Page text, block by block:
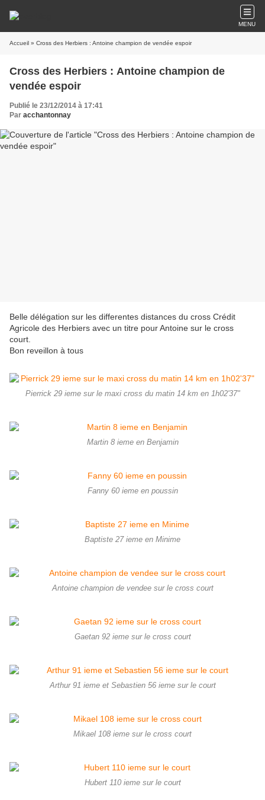
MENU
Accueil » Cross des Herbiers : Antoine champion de vendée espoir
Cross des Herbiers : Antoine champion de
vendée espoir
Publié le 23/12/2014 à 17:41
Par acchantonnay
Belle délégation sur les differentes distances du cross Crédit
Agricole des Herbiers avec un titre pour Antoine sur le cross
court.
Bon reveillon à tous
Pierrick 29 ieme sur le maxi cross du matin 14 km en 1h02'37"
Martin 8 ieme en Benjamin
Fanny 60 ieme en poussin
Baptiste 27 ieme en Minime
Antoine champion de vendee sur le cross court
Gaetan 92 ieme sur le cross court
Arthur 91 ieme et Sebastien 56 ieme sur le court
Mikael 108 ieme sur le cross court
Hubert 110 ieme sur le court